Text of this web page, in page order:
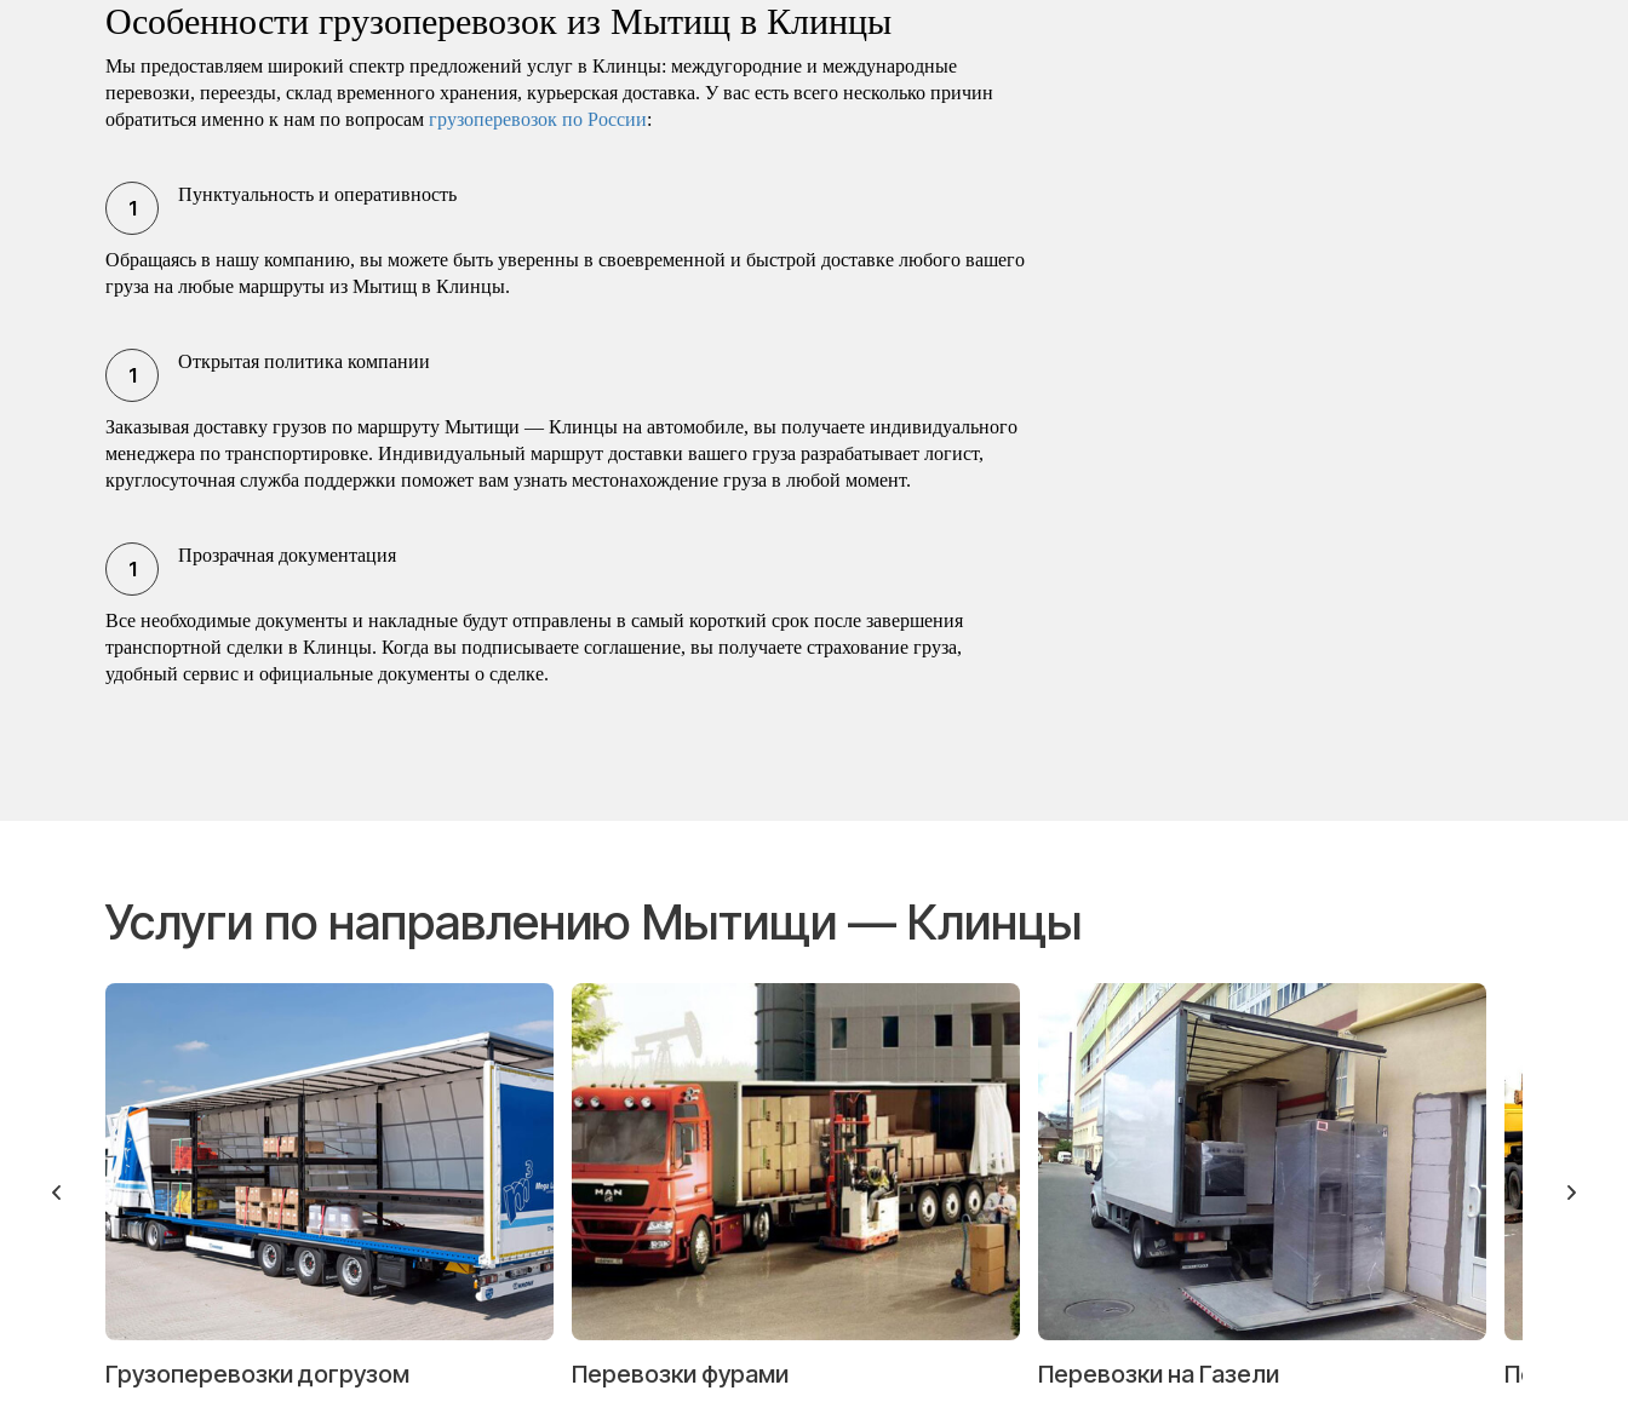
Особенности грузоперевозок из Мытищ в Клинцы
Мы предоставляем широкий спектр предложений услуг в Клинцы: междугородние и международные
перевозки, переезды, склад временного хранения, курьерская доставка. У вас есть всего несколько причин
обратиться именно к нам по вопросам грузоперевозок по России:
Пунктуальность и оперативность
Обращаясь в нашу компанию, вы можете быть уверенны в своевременной и быстрой доставке любого вашего
груза на любые маршруты из Мытищ в Клинцы.
Открытая политика компании
Заказывая доставку грузов по маршруту Мытищи — Клинцы на автомобиле, вы получаете индивидуального
менеджера по транспортировке. Индивидуальный маршрут доставки вашего груза разрабатывает логист,
круглосуточная служба поддержки поможет вам узнать местонахождение груза в любой момент.
Прозрачная документация
Все необходимые документы и накладные будут отправлены в самый короткий срок после завершения
транспортной сделки в Клинцы. Когда вы подписываете соглашение, вы получаете страхование груза,
удобный сервис и официальные документы о сделке.
Услуги по направлению Мытищи — Клинцы
Грузоперевозки догрузом Перевозки фурами Перевозки на Газели